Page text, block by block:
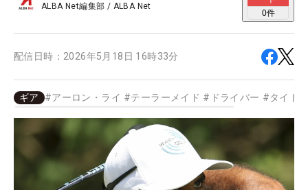
ALBA Net編集部 / ALBA Net
0件
配信日時： 2026年5月18日 16時33分
ギア #アーロン・ライ #テーラーメイド # ドライバー #タイト